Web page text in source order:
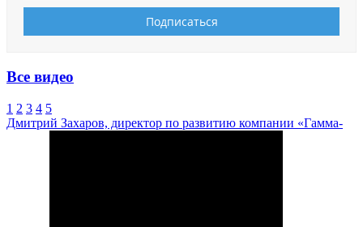
Все видео
1 2 3 4 5
Дмитрий Захаров, директор по развитию компании «Гамма-